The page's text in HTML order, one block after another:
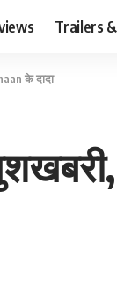
Trailers
के दादा